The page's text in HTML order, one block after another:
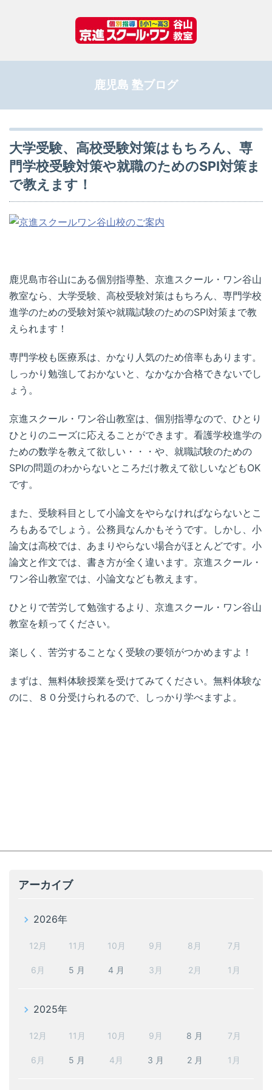
鹿児島 塾ブログ
大学受験、高校受験対策はもちろん、専
門学校受験対策や就職のためのSPI対策ま
で教えます！
鹿児島市谷山にある個別指導塾、京進スクール・ワン谷山
教室なら、大学受験、高校受験対策はもちろん、専門学校
進学のための受験対策や就職試験のためのSPI対策まで教
えられます！
専門学校も医療系は、かなり人気のため倍率もあります。
しっかり勉強しておかないと、なかなか合格できないでし
ょう。
京進スクール・ワン谷山教室は、個別指導なので、ひとり
ひとりのニーズに応えることができます。看護学校進学の
ための数学を教えて欲しい・・・や、就職試験のための
SPIの問題のわからないところだけ教えて欲しいなどもOK
です。
また、受験科目として小論文をやらなければならないとこ
ろもあるでしょう。公務員なんかもそうです。しかし、小
論文は高校では、あまりやらない場合がほとんどです。小
論文と作文では、書き方が全く違います。京進スクール・
ワン谷山教室では、小論文なども教えます。
ひとりで苦労して勉強するより、京進スクール・ワン谷山
教室を頼ってください。
楽しく、苦労することなく受験の要領がつかめますよ！
まずは、無料体験授業を受けてみてください。無料体験な
のに、８０分受けられるので、しっかり学べますよ。
アーカイブ
2026年
12月 11月 10月 9月 8月 7月
6月 5 月 4 月 3月 2月 1月
2025年
12月 11月 10月 9月 8 月 7月
6月 5 月 4月 3 月 2 月 1月